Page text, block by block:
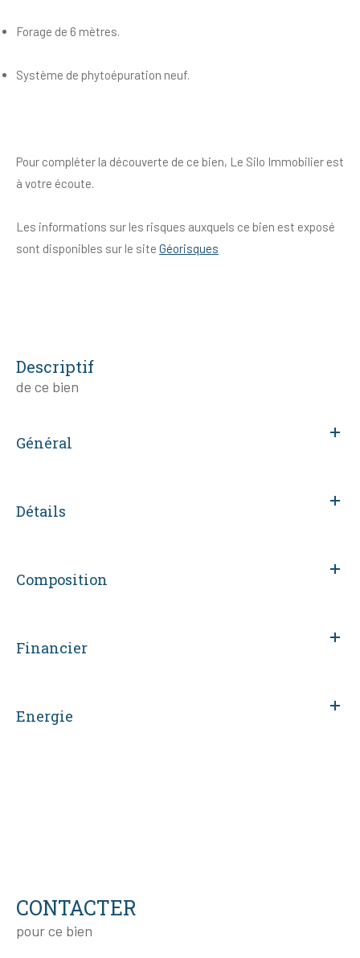
Forage de 6 mètres.
Système de phytoépuration neuf.
Pour compléter la découverte de ce bien, Le Silo Immobilier est
à votre écoute.
Les informations sur les risques auxquels ce bien est exposé
sont disponibles sur le site Géorisques
descriptif
de ce bien
Général
Détails
Composition
Financier
Energie
CONTACTER
pour ce bien